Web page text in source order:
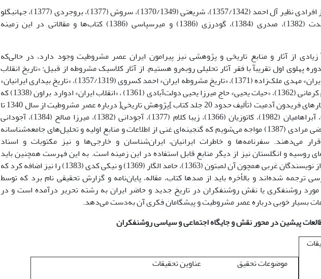
در ایران نیز افرادی نظیر آل احمد (1357/1342)، شریعتی (1370/1349)، سروش (1377)، بروجردی (1377)، جهانبگلو
(1381)، وحدت (1382)، صدری (1384)، گودرزی (1386) و میرسپاسی (1386) کتاب‌ها و مقالاتی در این زمینه
از آثار و منابع تاریخی و پژوهشی نیز پیرامون ایران عصر مشروطیت وجود دارد، در حالی‌که
پهلوی اول تقریبآ با فقر آثار تحلیلی روبه‌رو هستیم. از آثار کلاسیک مشروطه از قبیل: «تاریخ انقلاب
مشروطیت ایران» مهدی ملک‌زاده (1371)، «تاریخ مشروطه ایران» احمد کسروی (1357/1319)، «تاریخ بیداری ایرانیان»
ناظم‌الاسلام کرمانی (1362)، «حیات یحیی» حاج میرزا یحیی دولت‌آبادی (1361) ، «انقلاب ایران» ادوارد براون (1338) که
بگذریم با کارهای فریدون آدمیت (تألیف حدود 20 جلد کتاب ]پژوهش تاریخی[ درباره عصر مشروطیت از سال 1340 تا
سال 1370)، آبراهامیان (1982)، کاتوزیان (1366)، زیبا کلام (1377)، آجودانی (1382)، میرزا صالح (1384)، آجودانی
(1385) و قاضی مرادی (1387) مواجه می‌شویم که گنجینه‌ای غنی از اطلاعات و منابع اولیه و تحلیل‌های جامعه‌شناسانه
می‌دهند. سفرنامه‌ها و خاطرات ایرانیان، ایران‌شناسان و خارجی‌ها و نیز مکتوبات و اسناد
روسیه و انگلستان نیز از دیگر منابع قابل استفاده در این زمینه است. به این فهرست همچنین باید
آثار شماری از نویسندگان غربی همچون آن لمبتون (1363)، حامد الگار (1369) و نیکی کدی (1383) را نیز اضافه کرد که
ترجمه شده‌اند و بالأخره باید از صدها کتاب، مقاله، پایان‌نامه و گزارش تحقیقی نام برد که توسط
مورد روشنفکری یا نقش روشنفکران در تاریخ جدید و حاضر ایران به رشته تحریر درآمده است و در
بسیار خوبی درباره عصر مشروطیت و پیشگامان فکری آن به‌دست می‌دهد.
موضوعات تحقیق عناوین تحقیقات